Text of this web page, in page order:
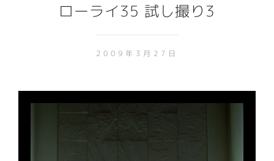
ローライ35 試し撮り3
2009年3月27日